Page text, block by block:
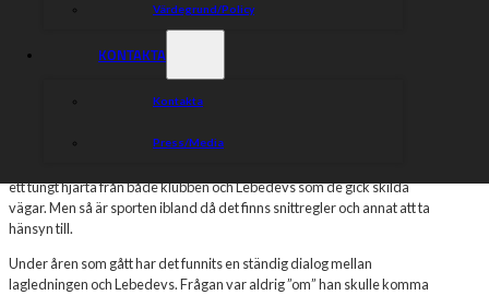
Värdegrund/Policy
KONTAKTA
Kontakta
Press/Media
talet. Nu vänder Andzejs Lebedevs hem till Smederna efter
ett tungt hjärta från både klubben och Lebedevs som de gick skilda
vägar. Men så är sporten ibland då det finns snittregler och annat att ta
hänsyn till.
Under åren som gått har det funnits en ständig dialog mellan
lagledningen och Lebedevs. Frågan var aldrig ”om” han skulle komma